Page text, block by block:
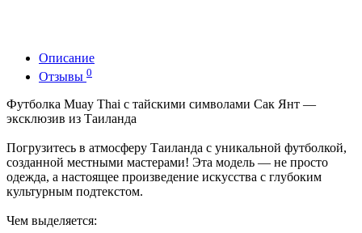
Описание
Отзывы 0
Футболка Muay Thai с тайскими символами Сак Янт —
эксклюзив из Таиланда
Погрузитесь в атмосферу Таиланда с уникальной футболкой,
созданной местными мастерами! Эта модель — не просто
одежда, а настоящее произведение искусства с глубоким
культурным подтекстом.
Чем выделяется: